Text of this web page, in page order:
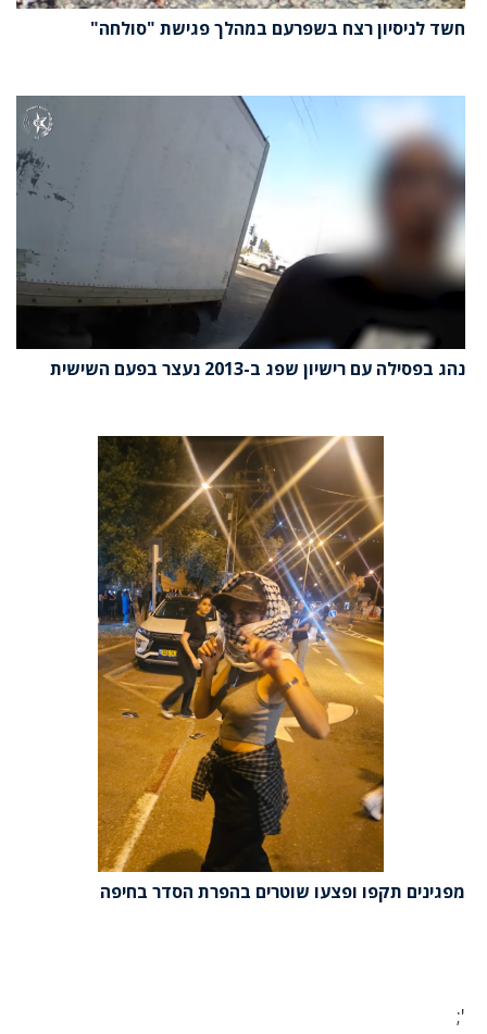
חשד לניסיון רצח בשפרעם במהלך פגישת "סולחה"
נהג בפסילה עם רישיון שפג ב-2013 נעצר בפעם השישית
מפגינים תקפו ופצעו שוטרים בהפרת הסדר בחיפה
';